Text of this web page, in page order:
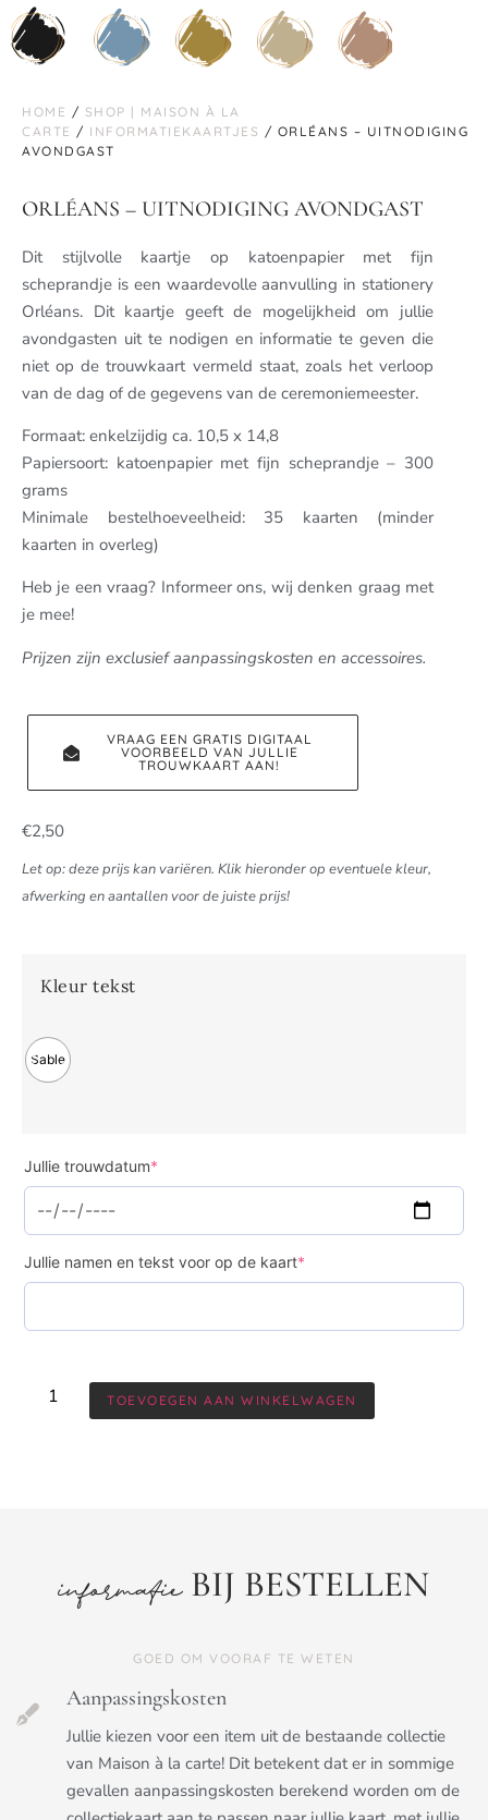
HOME / SHOP | MAISON À LA
CARTE / INFORMATIEKAARTJES / ORLÉANS – UITNODIGING
AVONDGAST
ORLÉANS – UITNODIGING AVONDGAST
Dit stijlvolle kaartje op katoenpapier met fijn
scheprandje is een waardevolle aanvulling in stationery
Orléans. Dit kaartje geeft de mogelijkheid om jullie
avondgasten uit te nodigen en informatie te geven die
niet op de trouwkaart vermeld staat, zoals het verloop
van de dag of de gegevens van de ceremoniemeester.
Formaat: enkelzijdig ca. 10,5 x 14,8
Papiersoort: katoenpapier met fijn scheprandje – 300
grams
Minimale bestelhoeveelheid: 35 kaarten (minder
kaarten in overleg)
Heb je een vraag? Informeer ons, wij denken graag met
je mee!
Prijzen zijn exclusief aanpassingskosten en accessoires.
VRAAG EEN GRATIS DIGITAAL
VOORBEELD VAN JULLIE
TROUWKAART AAN!
€2,50
Let op: deze prijs kan variëren. Klik hieronder op eventuele kleur,
afwerking en aantallen voor de juiste prijs!
Kleur tekst
Sable
Jullie trouwdatum*
Jullie namen en tekst voor op de kaart*
TOEVOEGEN AAN WINKELWAGEN
informatieBIJ BESTELLEN
GOED OM VOORAF TE WETEN
Aanpassingskosten
Jullie kiezen voor een item uit de bestaande collectie
van Maison à la carte! Dit betekent dat er in sommige
gevallen aanpassingskosten berekend worden om de